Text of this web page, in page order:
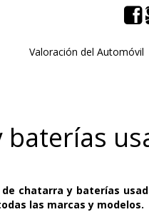
Valoración del Automóvil
chatarra y baterías
las marcas y modelos.